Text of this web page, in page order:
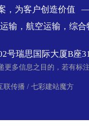
案，为客户创造
输，航空运输，综
号瑞思国际大厦B座
更多信息之目的，若有标
联传播 / 七彩建站魔方